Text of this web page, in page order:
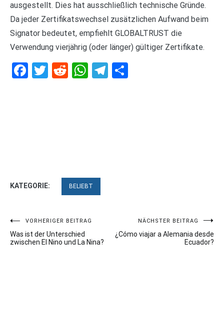
ausgestellt. Dies hat ausschließlich technische Gründe.
Da jeder Zertifikatswechsel zusätzlichen Aufwand beim
Signator bedeutet, empfiehlt GLOBALTRUST die
Verwendung vierjährig (oder länger) gültiger Zertifikate.
Facebook
Twitter
RedditWhatsApp
Telegram
KATEGORIE: BELIEBT
Beitragsnavigation
VORHERIGER BEITRAG
Was ist der Unterschied
zwischen El Nino und La Nina?
NÄCHSTER BEITRAG
¿Cómo viajar a Alemania desde
Ecuador?